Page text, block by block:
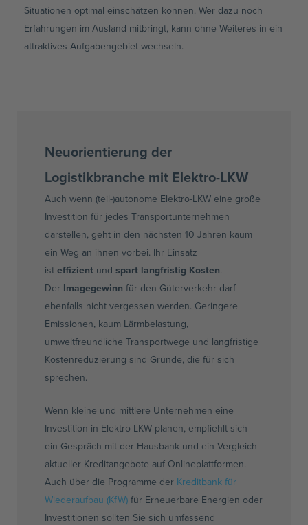
Situationen optimal einschätzen können. Wer dazu noch
Erfahrungen im Ausland mitbringt, kann ohne Weiteres in ein
attraktives Aufgabengebiet wechseln.
Neuorientierung der
Logistikbranche mit Elektro-LKW
Auch wenn (teil-)autonome Elektro-LKW eine große
Investition für jedes Transportunternehmen
darstellen, geht in den nächsten 10 Jahren kaum
ein Weg an ihnen vorbei. Ihr Einsatz
isteffizient undspart langfristig Kosten.
Der Imagegewinn für den Güterverkehr darf
ebenfalls nicht vergessen werden. Geringere
Emissionen, kaum Lärmbelastung,
umweltfreundliche Transportwege und langfristige
Kostenreduzierung sind Gründe, die für sich
sprechen.
Wenn kleine und mittlere Unternehmen eine
Investition in Elektro-LKW planen, empfiehlt sich
ein Gespräch mit der Hausbank und ein Vergleich
aktueller Kreditangebote auf Onlineplattformen.
Auch über die Programme der Kreditbank für
Wiederaufbau (KfW) für Erneuerbare Energien oder
Investitionen sollten Sie sich umfassend